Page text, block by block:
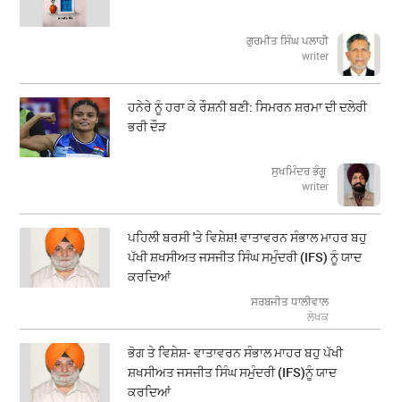
ਗੁਰਮੀਤ ਸਿੰਘ ਪਲਾਹੀ
writer
ਹਨੇਰੇ ਨੂੰ ਹਰਾ ਕੇ ਰੌਸ਼ਨੀ ਬਣੀ: ਸਿਮਰਨ ਸ਼ਰਮਾ ਦੀ ਦਲੇਰੀ
ਭਰੀ ਦੌੜ
ਸੁਖਮਿੰਦਰ ਭੰਗੂ
writer
ਪਹਿਲੀ ਬਰਸੀ 'ਤੇ ਵਿਸ਼ੇਸ਼! ਵਾਤਾਵਰਨ ਸੰਭਾਲ ਮਾਹਰ ਬਹੁ
ਪੱਖੀ ਸ਼ਖਸੀਅਤ ਜਸਜੀਤ ਸਿੰਘ ਸਮੁੰਦਰੀ (IFS) ਨੂੰ ਯਾਦ
ਕਰਦਿਆਂ
ਸਰਬਜੀਤ ਧਾਲੀਵਾਲ
ਲੇਖਕ
ਭੋਗ ਤੇ ਵਿਸ਼ੇਸ਼- ਵਾਤਾਵਰਨ ਸੰਭਾਲ ਮਾਹਰ ਬਹੁ ਪੱਖੀ
ਸ਼ਖਸੀਅਤ ਜਸਜੀਤ ਸਿੰਘ ਸਮੁੰਦਰੀ (IFS)ਨੂੰ ਯਾਦ
ਕਰਦਿਆਂ